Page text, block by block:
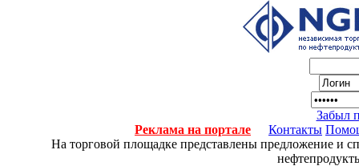
Забыл
Реклама на портале
Контакты
На торговой площадке представлены предложение и